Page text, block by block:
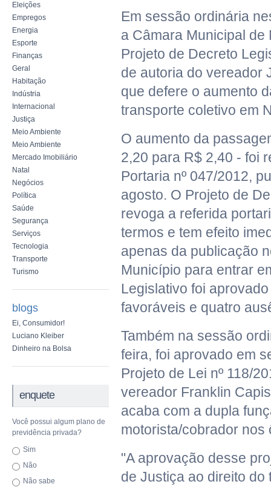
Eleições
Empregos
Energia
Esporte
Finanças
Geral
Habitação
Indústria
Internacional
Justiça
Meio Ambiente
Meio Ambiente
Mercado Imobiliário
Natal
Negócios
Política
Saúde
Segurança
Serviços
Tecnologia
Transporte
Turismo
blogs
Ei, Consumidor!
Luciano Kleiber
Dinheiro na Bolsa
enquete
Você possui algum plano de
previdência privada?
Sim
Não
Não sabe
Em sessão ordinária
a Câmara Municipal de
Projeto de Decreto
de autoria do vereador
que defere o aumento
transporte coletivo em
O aumento da
2,20 para R$ 2,40 - foi
Portaria nº 047/2012,
agosto. O Projeto de
revoga a referida
termos e tem efeito
apenas da publicação
Município para entrar
Legislativo foi
favoráveis e quatro
Também na sessão
feira, foi aprovado em
Projeto de Lei nº 118/
vereador Franklin
acaba com a dupla
motorista/cobrador nos
"A aprovação desse
de Justiça ao direito do